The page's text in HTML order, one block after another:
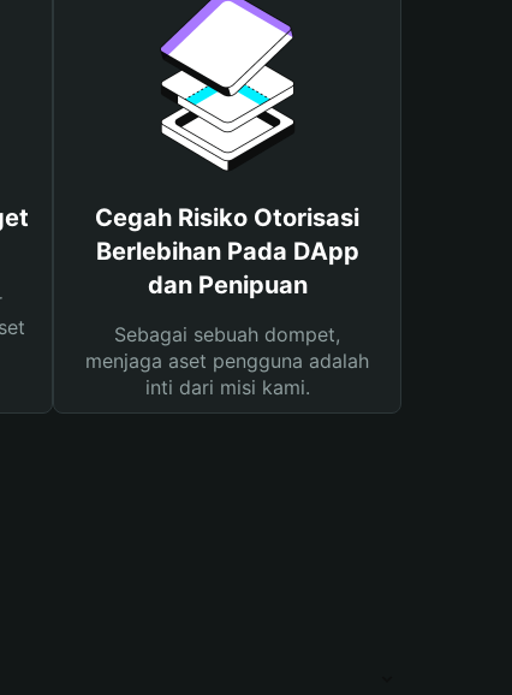
Cegah Risiko Otorisasi
Berlebihan Pada DApp
dan Penipuan
Sebagai sebuah dompet,
menjaga aset pengguna adalah
inti dari misi kami.